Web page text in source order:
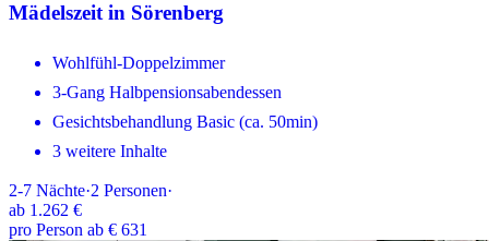
Mädelszeit in Sörenberg
Wohlfühl-Doppelzimmer
3-Gang Halbpensionsabendessen
Gesichtsbehandlung Basic (ca. 50min)
3 weitere Inhalte
2-7 Nächte·2 Personen·
ab 1.262 €
pro Person ab € 631